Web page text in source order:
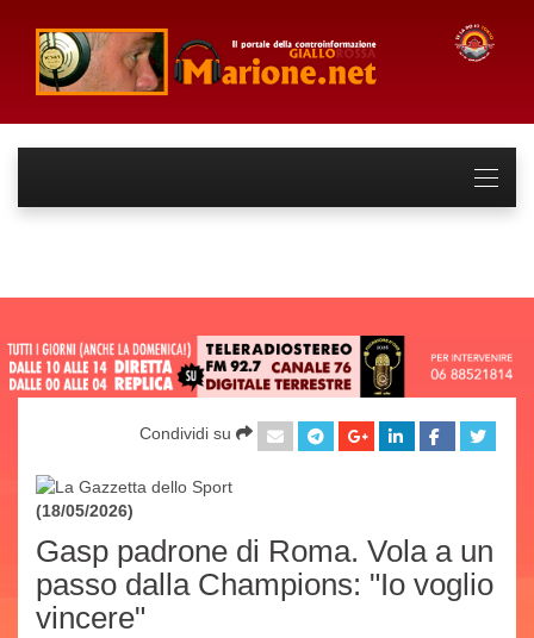
Condividi su
(18/05/2026)
Gasp padrone di Roma. Vola a un
passo dalla Champions: "Io voglio
vincere"